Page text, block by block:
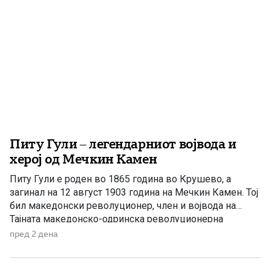
Питу Гули – легендарниот војвода и
херој од Мечкин Камен
Питу Гули е роден во 1865 година во Крушево, а
загинал на 12 август 1903 година на Мечкин Камен. Тој
бил македонски револуционер, член и војвода на
Тајната македонско-одринска револуционерна
организација и еден од најистакнатите учесници во
подготвеност да се жртвува за слободата на
пред 2 дена